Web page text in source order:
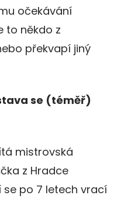
očekávání
to někdo z
překvapí jiný
se (téměř)
mistrovská
z Hradce
se po 7 letech vrací